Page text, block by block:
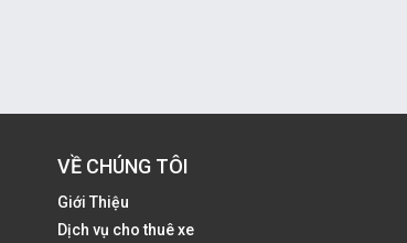
VỀ CHÚNG TÔI
Giới Thiệu
Dịch vụ cho thuê xe